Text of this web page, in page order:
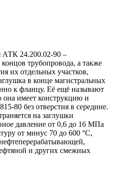
АТК 24.200.02-90 –
трубопровода, а также
их отдельных участков,
в конце магистральных
к фланцу. Её ещё называют
она имеет конструкцию и
80 без отверстия в середине.
на заглушки
давление от 0,6 до 16 МПа
от минус 70 до 600 °С,
и других смежных